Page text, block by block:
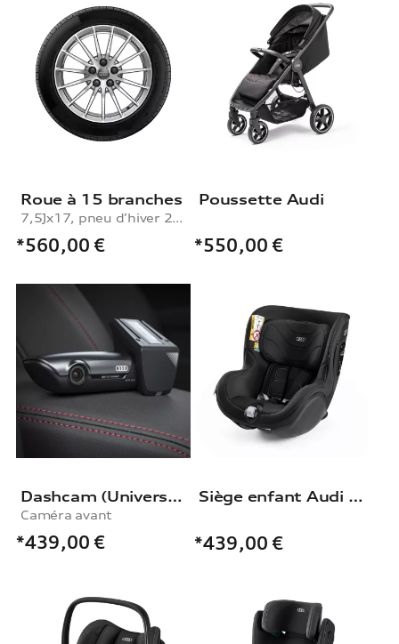
Roue à 15 branches
7,5Jx17, pneu d’hiver 225/50 R17 98H XL
*560,00 €
Poussette Audi
*550,00 €
Dashcam (Universal Traffic Recorder 2.0)
Caméra avant
*439,00 €
Siège enfant Audi i-Size
*439,00 €